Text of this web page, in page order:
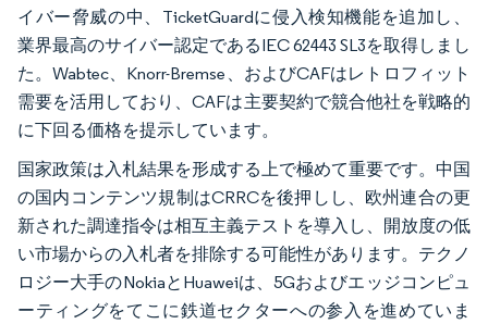
イバー脅威の中、TicketGuardに侵入検知機能を追加し、
業界最高のサイバー認定であるIEC 62443 SL3を取得しまし
た。Wabtec、Knorr-Bremse、およびCAFはレトロフィット
需要を活用しており、CAFは主要契約で競合他社を戦略的
に下回る価格を提示しています。
国家政策は入札結果を形成する上で極めて重要です。中国
の国内コンテンツ規制はCRRCを後押しし、欧州連合の更
新された調達指令は相互主義テストを導入し、開放度の低
い市場からの入札者を排除する可能性があります。テクノ
ロジー大手のNokiaとHuaweiは、5Gおよびエッジコンピュ
ーティングをてこに鉄道セクターへの参入を進めていま